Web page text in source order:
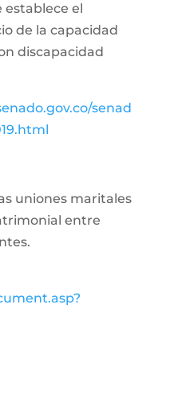
establece el
de la capacidad
discapacidad
senad
uniones maritales
entre